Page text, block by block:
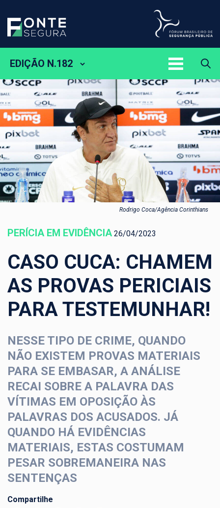
EDIÇÃO N.182
Rodrigo Coca/Agência Corinthians
PERÍCIA EM EVIDÊNCIA 26/04/2023
CASO CUCA: CHAMEM
AS PROVAS PERICIAIS
PARA TESTEMUNHAR!
NESSE TIPO DE CRIME, QUANDO
NÃO EXISTEM PROVAS MATERIAIS
PARA SE EMBASAR, A ANÁLISE
RECAI SOBRE A PALAVRA DAS
VÍTIMAS EM OPOSIÇÃO ÀS
PALAVRAS DOS ACUSADOS. JÁ
QUANDO HÁ EVIDÊNCIAS
MATERIAIS, ESTAS COSTUMAM
PESAR SOBREMANEIRA NAS
SENTENÇAS
Compartilhe